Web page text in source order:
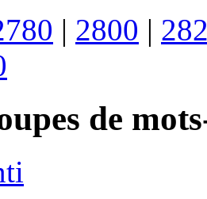
| 2800 |
de